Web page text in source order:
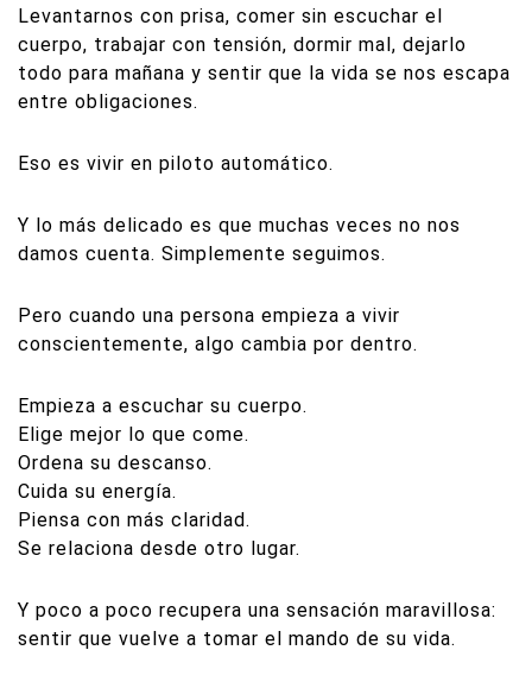
Levantarnos con prisa, comer sin escuchar el
cuerpo, trabajar con tensión, dormir mal, dejarlo
todo para mañana y sentir que la vida se nos escapa
entre obligaciones.
Eso es vivir en piloto automático.
Y lo más delicado es que muchas veces no nos
damos cuenta. Simplemente seguimos.
Pero cuando una persona empieza a vivir
conscientemente, algo cambia por dentro.
Empieza a escuchar su cuerpo.
Elige mejor lo que come.
Ordena su descanso.
Cuida su energía.
Piensa con más claridad.
Se relaciona desde otro lugar.
Y poco a poco recupera una sensación maravillosa:
sentir que vuelve a tomar el mando de su vida.